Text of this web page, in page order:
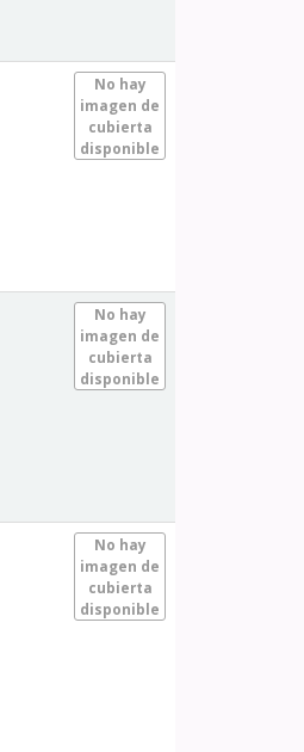
No hay
imagen de
cubierta
disponible
No hay
imagen de
cubierta
disponible
No hay
imagen de
cubierta
disponible